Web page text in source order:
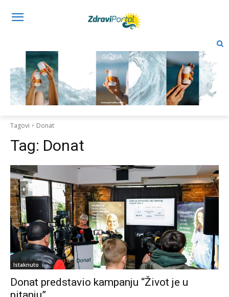
Tagovi Donat
Tag: Donat
Istaknuto
Donat predstavio kampanju “Život je u